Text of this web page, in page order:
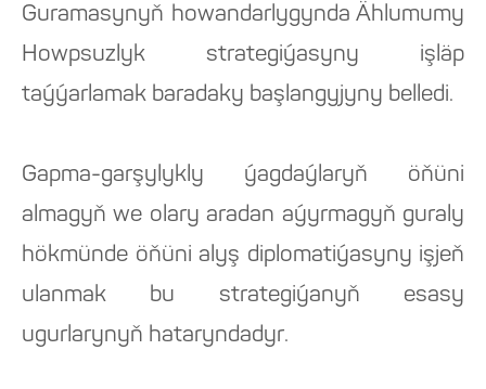
Guramasynyň howandarlygynda Ählumumy
Howpsuzlyk strategiýasyny işläp
taýýarlamak baradaky başlangyjyny belledi.
Gapma-garşylykly ýagdaýlaryň öňüni
almagyň we olary aradan aýyrmagyň guraly
hökmünde öňüni alyş diplomatiýasyny işjeň
ulanmak bu strategiýanyň esasy
ugurlarynyň hataryndadyr.